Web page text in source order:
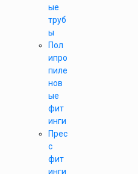
ые
труб
ы
Пол
ипро
пиле
нов
ые
фит
инги
Прес
с
фит
инги